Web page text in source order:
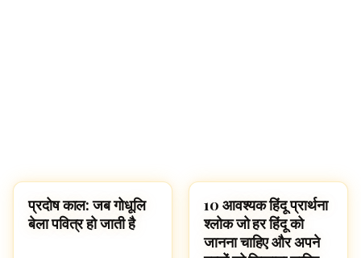
SLOKAS AND MANTRAS
प्रदोष काल: जब गोधूलि
बेला पवित्र हो जाती है
SLOKAS AND MANTRAS
10 आवश्यक हिंदू प्रार्थना
श्लोक जो हर हिंदू को
जानना चाहिए और अपने